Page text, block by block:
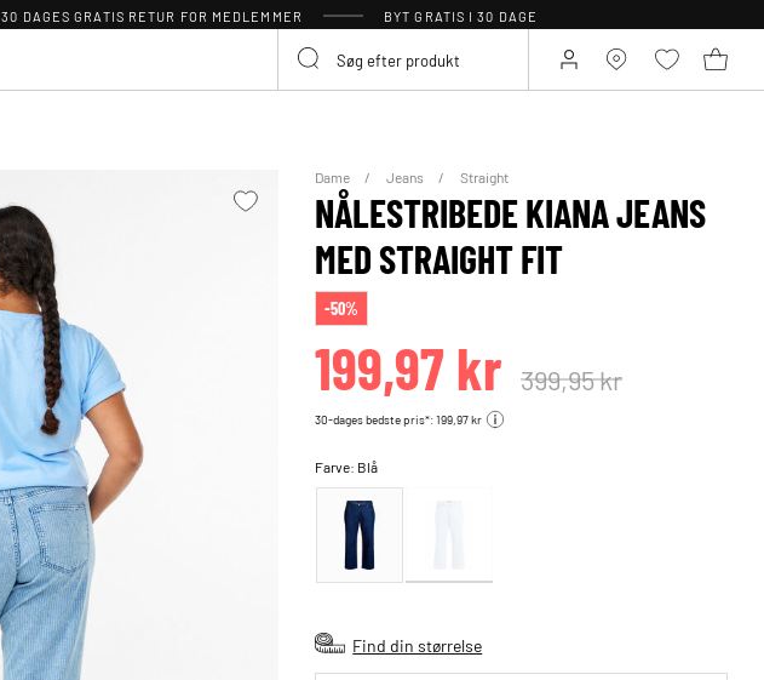
30 DAGES GRATIS RETUR FOR MEDLEMMER BYT GRATIS I 30 DAGE
Dame Jeans Straight
NÅLESTRIBEDE KIANA JEANS
MED STRAIGHT FIT
-50%
199,97 kr 399,95 kr
30-dages bedste pris*: 199,97 kr
Farve: Blå
Find din størrelse